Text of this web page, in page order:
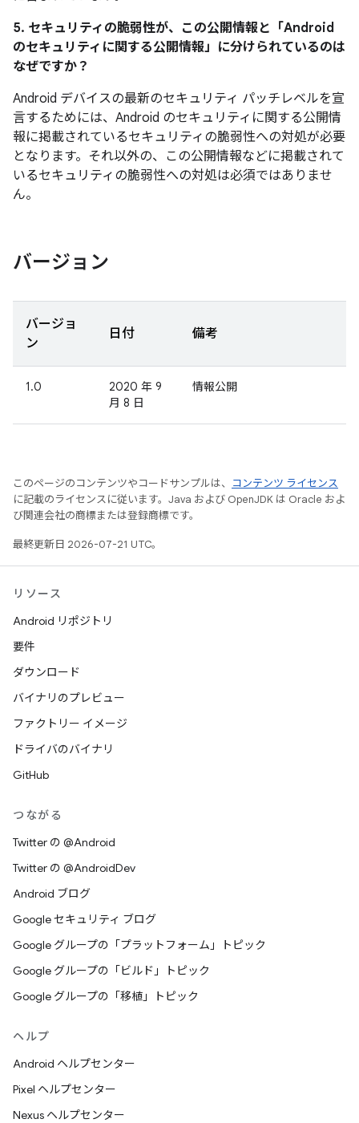
5. セキュリティの脆弱性が、この公開情報と「Android
のセキュリティに関する公開情報」に分けられているのは
なぜですか？
Android デバイスの最新のセキュリティ パッチレベルを宣
言するためには、Android のセキュリティに関する公開情
報に掲載されているセキュリティの脆弱性への対処が必要
となります。それ以外の、この公開情報などに掲載されて
いるセキュリティの脆弱性への対処は必須ではありませ
ん。
バージョン
バージョ
ン
日付 備考
1.0
2020 年 9
月 8 日
情報公開
このページのコンテンツやコードサンプルは、
コンテンツ ライセンス
に記載のライセンスに従います。Java および OpenJDK は Oracle およ
び関連会社の商標または登録商標です。
最終更新日 2026-07-21 UTC。
リソース
Android リポジトリ
要件
ダウンロード
バイナリのプレビュー
ファクトリー イメージ
ドライバのバイナリ
GitHub
つながる
Twitter の @Android
Twitter の @AndroidDev
Android ブログ
Google セキュリティ ブログ
Google グループの「プラットフォーム」トピック
Google グループの「ビルド」トピック
Google グループの「移植」トピック
ヘルプ
Android ヘルプセンター
Pixel ヘルプセンター
Nexus ヘルプセンター